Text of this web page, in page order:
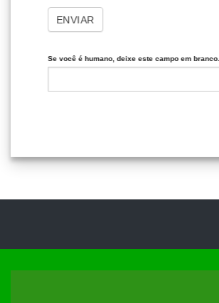
ENVIAR
Se você é humano, deixe este campo em branco.